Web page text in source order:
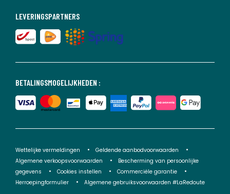
BETALINGSMOGELIJKHEDEN :
LEVERINGSPARTNERS
Wettelijke vermeldingen
Geldende aanbodvoorwaarden
Algemene verkoopsvoorwaarden
Bescherming van persoonlijke
gegevens
Cookies instellen
Commerciële garantie
Herroepingformulier
Algemene gebruiksvoorwaarden #LaRedoute